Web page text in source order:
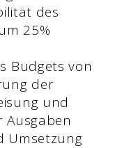
des
25%
Budgets von
der
und
Ausgaben
Umsetzung